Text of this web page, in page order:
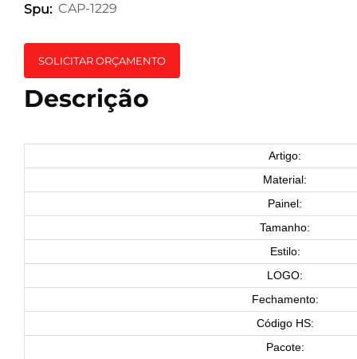
Spu: CAP-1229
SOLICITAR ORÇAMENTO
Descrição
Artigo:
Material:
Painel:
Tamanho:
Estilo:
LOGO:
Fechamento:
Código HS:
Pacote: